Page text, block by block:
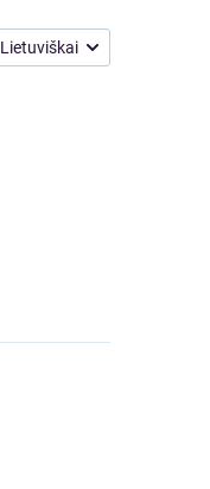
Lietuviškai